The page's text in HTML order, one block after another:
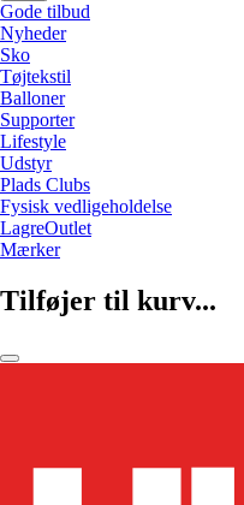
Gode tilbud
Nyheder
Sko
Tøjtekstil
Balloner
Supporter
Lifestyle
Udstyr
Plads Clubs
Fysisk vedligeholdelse
LagreOutlet
Mærker
Tilføjer til kurv...